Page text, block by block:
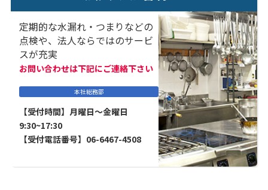
定期的な水漏れ・つまりなどの
点検や、法人ならではのサービ
スが充実
お問い合わせは下記にご連絡下さい
本社総務部
【受付時間】月曜日～金曜日
9:30~17:30
【受付電話番号】06-6467-4508